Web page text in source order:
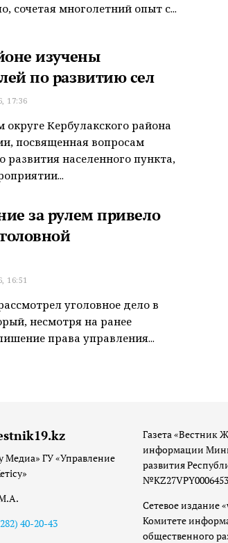
сочетая многолетний опыт с...
изучены
по развитию сел
17:36
Кербулакского района
посвященная вопросам
развития населенного пункта,
за рулем привело
16:51
уголовное дело в
несмотря на ранее
права управления...
Медиа» ГУ «Управление
40-20-43
Газета «Вестник
информации
развития
Сетевое издание
Комитете
общественного